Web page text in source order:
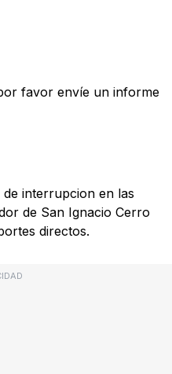
favor envíe un informe
interrupcion en las
de San Ignacio Cerro
directos.